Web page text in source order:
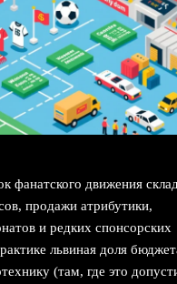
фанатского движения
продажи атрибутики,
и редких спонсорских
львиная доля
(там, где это